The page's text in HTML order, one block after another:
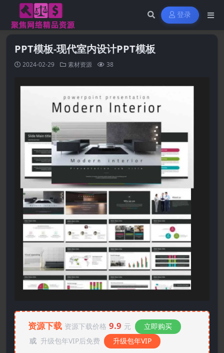
登录
PPT模板-现代室内设计PPT模板
2024-02-29 素材资源 38
资源下载 资源下载价格 9.9 元
立即购买
或 升级包年VIP后免费 升级包年VIP